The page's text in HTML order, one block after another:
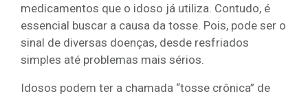
medicamentos que o idoso já utiliza. Contudo, é
essencial buscar a causa da tosse. Pois, pode ser o
sinal de diversas doenças, desde resfriados
simples até problemas mais sérios.
Idosos podem ter a chamada “tosse crônica” de